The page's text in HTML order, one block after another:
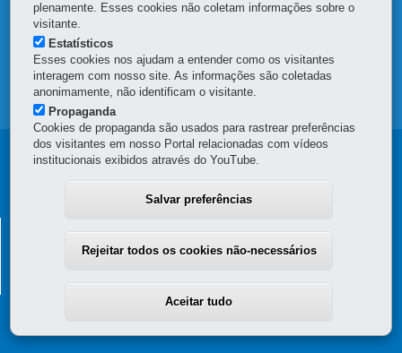
MAPA DO SITE
DENUNCIE CORRUPÇÃO
Navegação
principal
Av. Vicente Machado, 445 - Centro-80420-902-Curitiba
(41) 3235-8000
plenamente. Esses cookies não coletam informações sobre o
visitante.
Estatísticos
Esses cookies nos ajudam a entender como os visitantes
interagem com nosso site. As informações são coletadas
anonimamente, não identificam o visitante.
Propaganda
Cookies de propaganda são usados para rastrear preferências
dos visitantes em nosso Portal relacionadas com vídeos
institucionais exibidos através do YouTube.
Salvar preferências
Rejeitar todos os cookies não-necessários
Aceitar tudo